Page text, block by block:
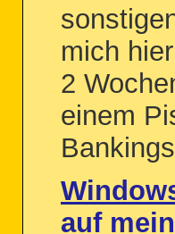
mich
2
einem
auf